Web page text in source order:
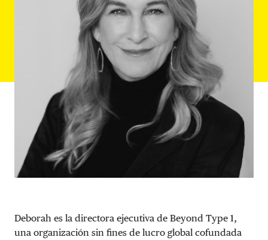
Deborah es la directora ejecutiva de Beyond Type 1,
una organización sin fines de lucro global cofundada